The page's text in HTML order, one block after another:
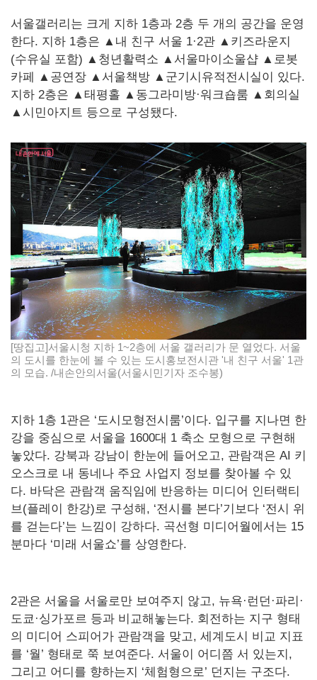
서울갤러리는 크게 지하 1층과 2층 두 개의 공간을 운영
한다. 지하 1층은 ▲내 친구 서울 1·2관 ▲키즈라운지
(수유실 포함) ▲청년활력소 ▲서울마이소울샵 ▲로봇
카페 ▲공연장 ▲서울책방 ▲군기시유적전시실이 있다.
지하 2층은 ▲태평홀 ▲동그라미방·워크숍룸 ▲회의실
▲시민아지트 등으로 구성됐다.
[땅집고]서울시청 지하 1~2층에 서울 갤러리가 문 열었다. 서울
의 도시를 한눈에 볼 수 있는 도시홍보전시관 '내 친구 서울' 1관
의 모습. /내손안의서울(서울시민기자 조수봉)
지하 1층 1관은 ‘도시모형전시룸’이다. 입구를 지나면 한
강을 중심으로 서울을 1600대 1 축소 모형으로 구현해
놓았다. 강북과 강남이 한눈에 들어오고, 관람객은 AI 키
오스크로 내 동네나 주요 사업지 정보를 찾아볼 수 있
다. 바닥은 관람객 움직임에 반응하는 미디어 인터랙티
브(플레이 한강)로 구성해, ‘전시를 본다’기보다 ‘전시 위
를 걷는다’는 느낌이 강하다. 곡선형 미디어월에서는 15
분마다 ‘미래 서울쇼’를 상영한다.
2관은 서울을 서울로만 보여주지 않고, 뉴욕·런던·파리·
도쿄·싱가포르 등과 비교해놓는다. 회전하는 지구 형태
의 미디어 스피어가 관람객을 맞고, 세계도시 비교 지표
를 ‘월’ 형태로 쭉 보여준다. 서울이 어디쯤 서 있는지,
그리고 어디를 향하는지 ‘체험형으로’ 던지는 구조다.